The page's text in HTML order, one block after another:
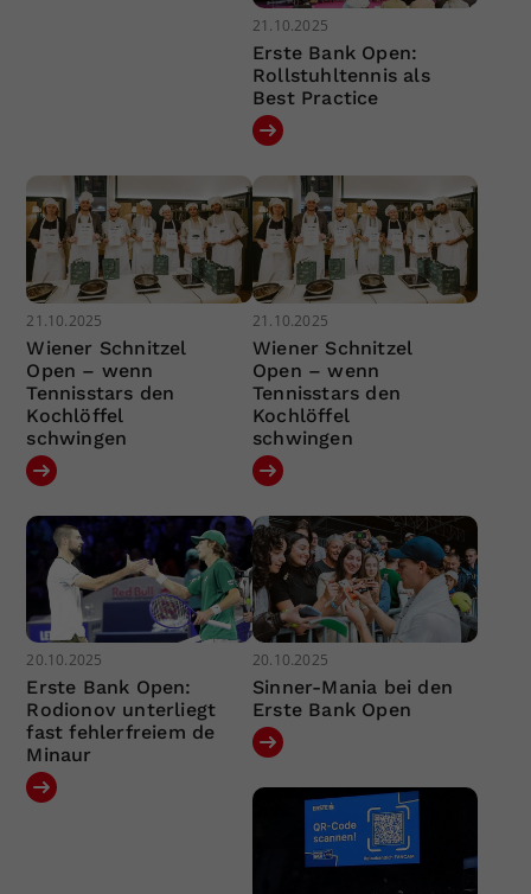
21.10.2025
Erste Bank Open:
Rollstuhltennis als
Best Practice
21.10.2025
Wiener Schnitzel
Open – wenn
Tennisstars den
Kochlöffel
schwingen
21.10.2025
Wiener Schnitzel
Open – wenn
Tennisstars den
Kochlöffel
schwingen
20.10.2025
Erste Bank Open:
Rodionov unterliegt
fast fehlerfreiem de
Minaur
20.10.2025
Sinner-Mania bei den
Erste Bank Open